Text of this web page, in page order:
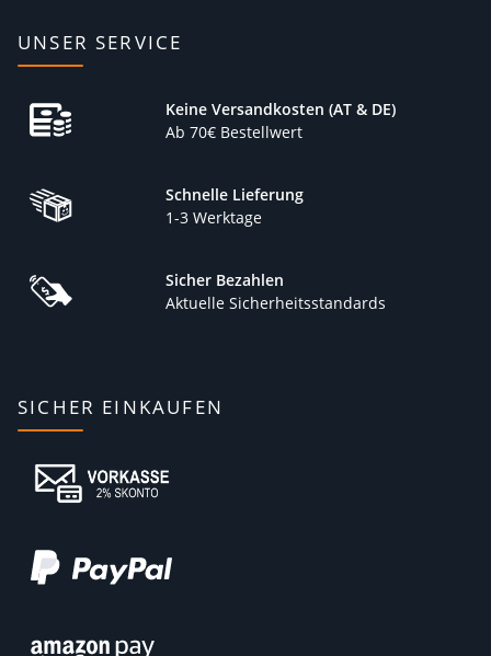
UNSER SERVICE
Keine Versandkosten (AT & DE)
Ab 70€ Bestellwert
Schnelle Lieferung
1-3 Werktage
Sicher Bezahlen
Aktuelle Sicherheitsstandards
SICHER EINKAUFEN